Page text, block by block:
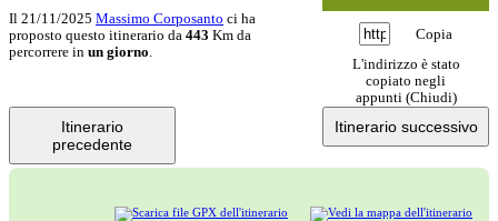
Copia
L'indirizzo è stato
copiato negli
appunti (Chiudi)
Il 21/11/2025 Massimo Corposanto ci ha
proposto questo itinerario da 443 Km da
percorrere in un giorno.
Itinerario
precedente
Itinerario successivo